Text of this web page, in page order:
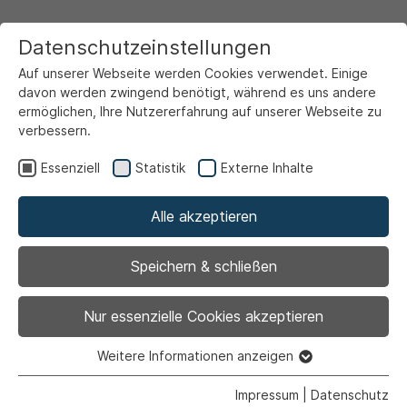
Berufsberatung im
Erwerbsleben
Datenschutzeinstellungen
Auf unserer Webseite werden Cookies verwendet. Einige
davon werden zwingend benötigt, während es uns andere
ermöglichen, Ihre Nutzererfahrung auf unserer Webseite zu
verbessern.
Essenziell Statistik Externe Inhalte
Alle akzeptieren
Speichern & schließen
Nur essenzielle Cookies akzeptieren
Essenzielle Cookies werden für grundlegende Funktionen
Weitere Informationen anzeigen
Impressum Datenschutz